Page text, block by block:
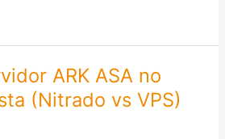
ARK ASA no
(Nitrado vs VPS)